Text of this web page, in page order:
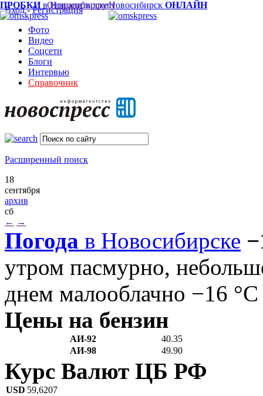
Вход-Регистрация
Фото
Видео
Соцсети
Блоги
Интервью
Справочник
Расширенный поиск
18
сентября
архив
сб
← →
Погода в Новосибирске
утром пасмурно,
днем малооблачно −16 °C
Цены на бензин
АИ-92
40.35
АИ-98
49.90
ПРОБКИв НовосибирскеНовосибирск ОНЛАЙН
Курс Валют ЦБ РФ
USD 59,6207
Отправить другу